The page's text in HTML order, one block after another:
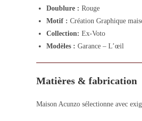
Doublure : Rouge
Motif : Création Graphique
Collection: Ex-Voto
Modèles : Garance – L’œil
Matières & fabrication
Maison Acunzo sélectionne avec